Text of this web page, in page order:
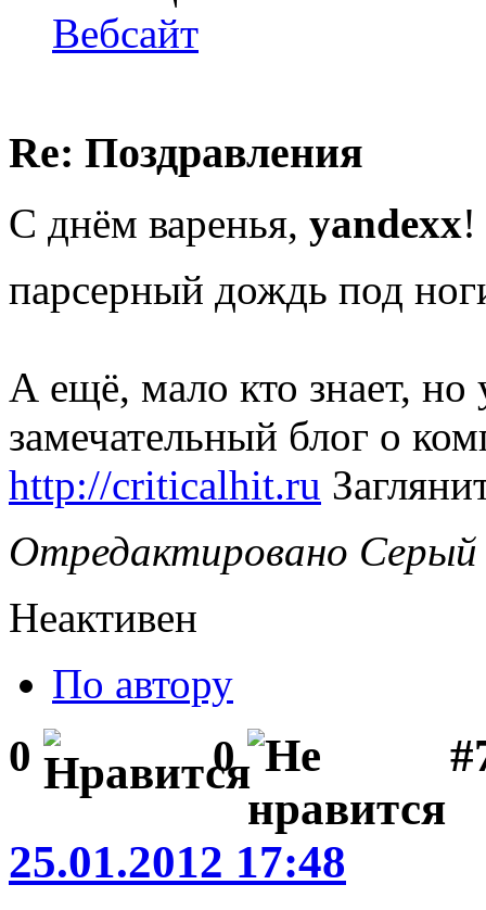
Вебсайт
Re: Поздравления
С днём варенья, yandexx!
парсерный дождь под
А ещё, мало кто знает, но
замечательный блог о
http://criticalhit.ru
Отредактировано
Неактивен
По автору
0 0
25.01.2012 17:48